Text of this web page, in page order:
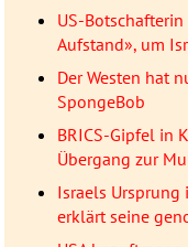
US-
Aufstand», um
Der Westen hat
SpongeBob
BRICS-Gipfel in
Übergang zur
Israels
erklärt seine